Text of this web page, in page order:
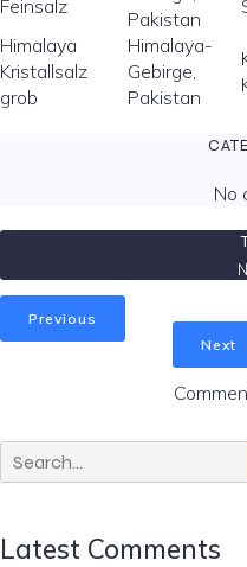
Feinsalz
Pakistan
Himalaya
Kristallsalz
grob
Himalaya-
Gebirge,
Pakistan
No
Previous
Next
Latest Comments